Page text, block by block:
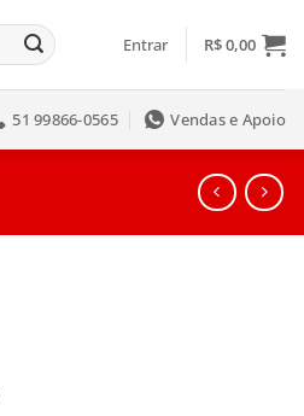
Entrar R$0,00
51 99866-0565 Vendas e Apoio